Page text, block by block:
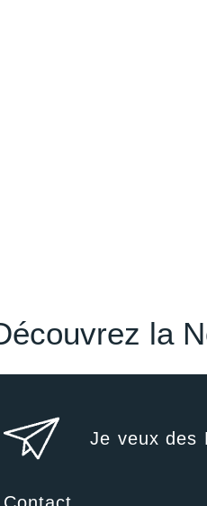
la
Je veux des